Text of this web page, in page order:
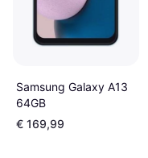
Samsung Galaxy A13
64GB
€ 169,99